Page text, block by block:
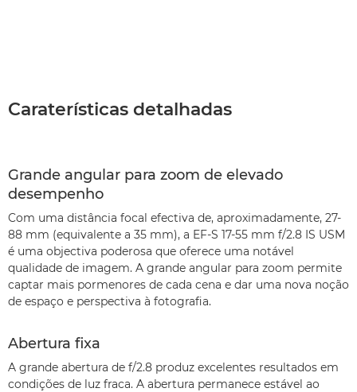
Caraterísticas detalhadas
Grande angular para zoom de elevado
desempenho
Com uma distância focal efectiva de, aproximadamente, 27-
88 mm (equivalente a 35 mm), a EF-S 17-55 mm f/2.8 IS USM
é uma objectiva poderosa que oferece uma notável
qualidade de imagem. A grande angular para zoom permite
captar mais pormenores de cada cena e dar uma nova noção
de espaço e perspectiva à fotografia.
Abertura fixa
A grande abertura de f/2.8 produz excelentes resultados em
condições de luz fraca. A abertura permanece estável ao